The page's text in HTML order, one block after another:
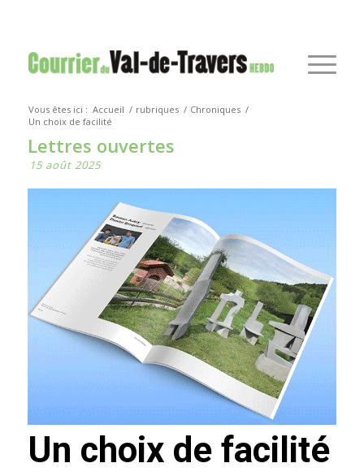
Vous êtes ici : Accueil / rubriques / Chroniques /
Un choix de facilité
Lettres ouvertes
15 août 2025
Un choix de facilité